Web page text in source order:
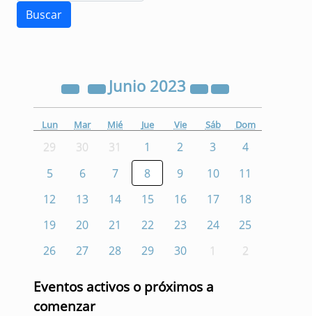
Junio 2023
Lun Mar Mié Jue Vie Sáb Dom
29 30 31 1 2 3
4
5
6 7 8 9 10
11
12
13 14 15 16 17
18
19
20 21 22 23 24
25
26
27 28 29 30 1 2
Eventos activos o próximos a
comenzar